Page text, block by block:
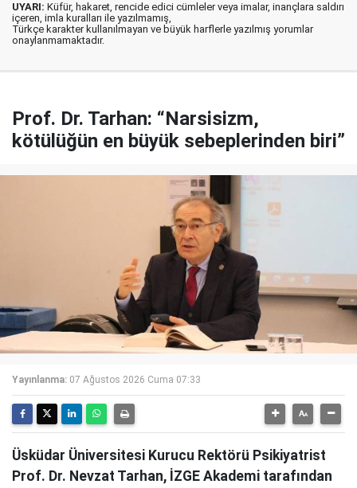
UYARI: Küfür, hakaret, rencide edici cümleler veya imalar, inançlara saldırı
içeren, imla kuralları ile yazılmamış,
Türkçe karakter kullanılmayan ve büyük harflerle yazılmış yorumlar
onaylanmamaktadır.
Prof. Dr. Tarhan: “Narsisizm,
kötülüğün en büyük sebeplerinden biri”
Yayınlanma: 07 Ağustos 2026 Cuma 07:33
Üsküdar Üniversitesi Kurucu Rektörü Psikiyatrist
Prof. Dr. Nevzat Tarhan, İZGE Akademi tarafından